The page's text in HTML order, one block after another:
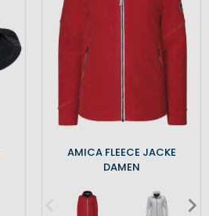
AMICA FLEECE JACKE
DAMEN